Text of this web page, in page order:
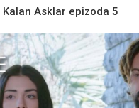
Kalan Asklar epizoda 5